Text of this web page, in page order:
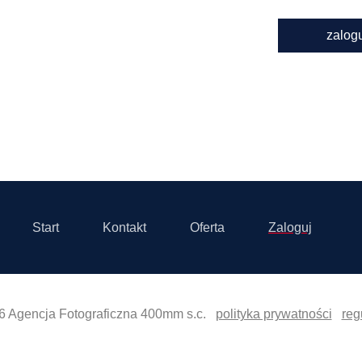
Start Kontakt Oferta Zaloguj
Agencja Fotograficzna 400mm s.c. polityka prywatności